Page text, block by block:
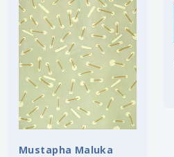
Mustapha Maluka